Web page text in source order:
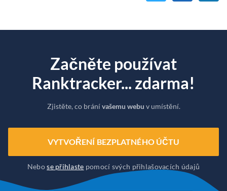
Začněte používat
Ranktracker... zdarma!
Zjistěte, co bránívašemu webu v umístění.
VYTVOŘENÍ BEZPLATNÉHO ÚČTU
Nebose přihlaste pomocí svých přihlašovacích údajů